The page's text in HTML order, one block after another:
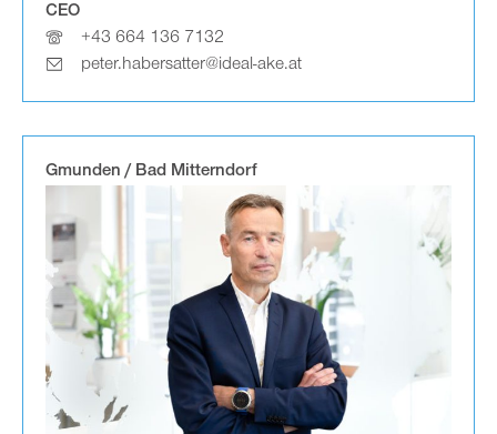
CEO
+43 664 136 7132
peter.habersatter@ideal-ake.at
Gmunden / Bad Mitterndorf